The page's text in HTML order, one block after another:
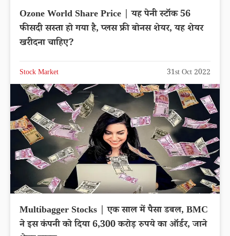
Ozone World Share Price | यह पेनी स्टॉक 56
फीसदी सस्ता हो गया है, प्लस फ्री बोनस शेयर, यह शेयर
खरीदना चाहिए?
Stock Market 31st Oct 2022
Multibagger Stocks | एक साल में पैसा डबल, BMC
ने इस कंपनी को दिया 6,300 करोड़ रुपये का ऑर्डर, जाने